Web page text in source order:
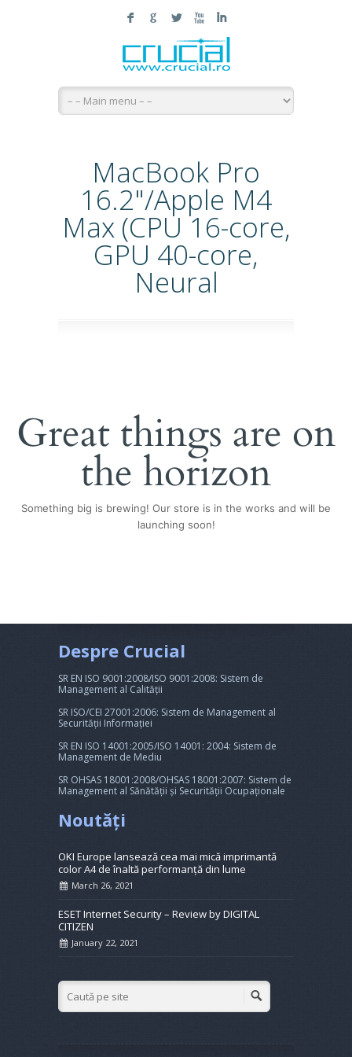
F G L X I
MacBook Pro
16.2"/Apple M4
Max (CPU 16-core,
GPU 40-core,
Neural
Great things are on
the horizon
Something big is brewing! Our store is in the works and will be
launching soon!
Despre Crucial
SR EN ISO 9001:2008/ISO 9001:2008: Sistem de
Management al Calității
SR ISO/CEI 27001:2006: Sistem de Management al
Securității Informației
SR EN ISO 14001:2005/ISO 14001: 2004: Sistem de
Management de Mediu
SR OHSAS 18001:2008/OHSAS 18001:2007: Sistem de
Management al Sănătății și Securității Ocupaționale
Noutăți
OKI Europe lansează cea mai mică imprimantă
color A4 de înaltă performanță din lume
March 26, 2021
ESET Internet Security – Review by DIGITAL
CITIZEN
January 22, 2021